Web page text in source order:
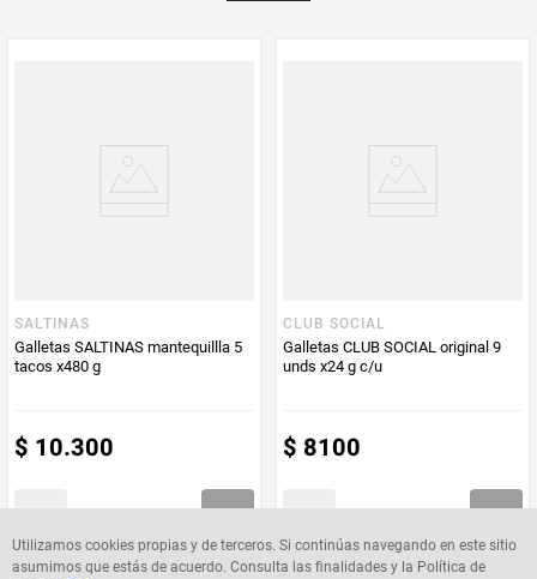
Utilizamos cookies propias y de terceros. Si continúas navegando en este sitio
asumimos que estás de acuerdo. Consulta las finalidades y la Política de
SALTINAS
Galletas SALTINAS mantequillla 5
tacos x480 g
$ 10.300
CLUB SOCIAL
Galletas CLUB SOCIAL original 9
unds x24 g c/u
$ 8100